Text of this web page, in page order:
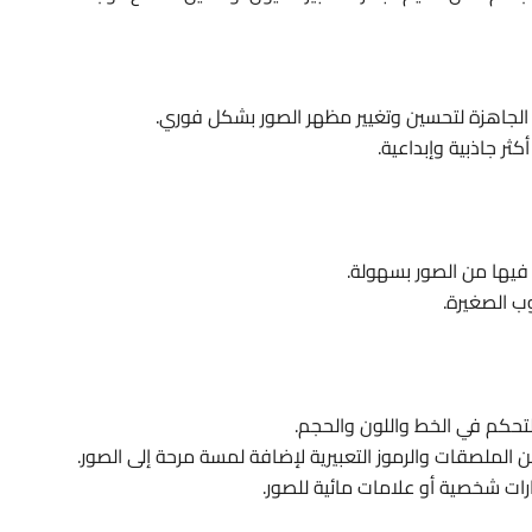
لتحسين وتغيير مظهر الصور بشكل فوري.
جاذبية وإبداعية.
فيها من الصور بسهولة.
الصغيرة.
في الخط واللون والحجم.
والرموز التعبيرية لإضافة لمسة مرحة إلى الصور.
شخصية أو علامات مائية للصور.